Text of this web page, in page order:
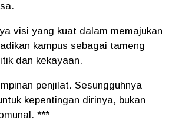
visi yang kuat dalam memajukan
kampus sebagai tameng
dan kekayaan.
penjilat. Sesungguhnya
kepentingan dirinya, bukan
***